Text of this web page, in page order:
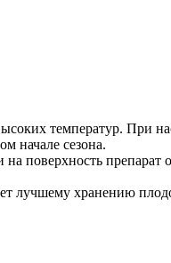
температур. При
начале сезона.
поверхность
лучшему хранению